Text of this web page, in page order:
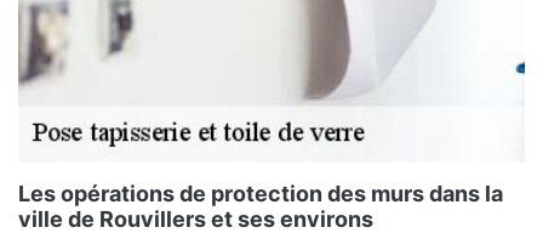
Les opérations de protection des murs dans la
ville de Rouvillers et ses environs